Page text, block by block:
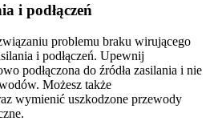
i podłączeń
problemu braku wirującego
i podłączeń. Upewnij
podłączona do źródła zasilania i nie
Możesz także
wymienić uszkodzone przewody